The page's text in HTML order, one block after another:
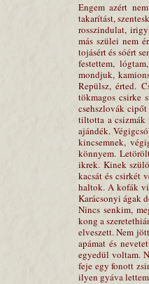
Engem azért
takarítást,
rosszindulat,
más szülei nem
tojásért és sóért
festettem,
mondjuk,
Repülsz, érted.
tökmagos csirke
csehszlovák
tiltotta a csizmák
ajándék.
kincsemnek,
könnyem.
ikrek. Kinek
kacsát és csirkét
haltok. A kofák
Karácsonyi ágak
Nincs senkim,
kong a
elveszett. Nem
apámat és
egyedül voltam.
feje egy fonott
ilyen gyáva